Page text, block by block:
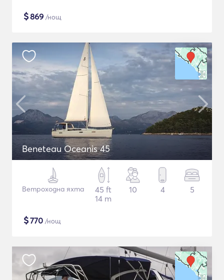
$869 /нощ
Beneteau Oceanis 45
Ветроходна яхта
45 ft
14 m
10 4 5
$770 /нощ